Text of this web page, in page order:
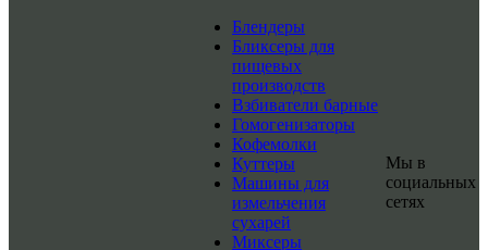
Блендеры
Бликсеры для
пищевых
производств
Взбиватели барные
Гомогенизаторы
Кофемолки
Куттеры
Машины для
измельчения
сухарей
Миксеры
Мы в
социальных
сетях